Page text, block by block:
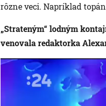
rôzne veci. Napríklad
„Strateným“ lodným
venovala redaktorka